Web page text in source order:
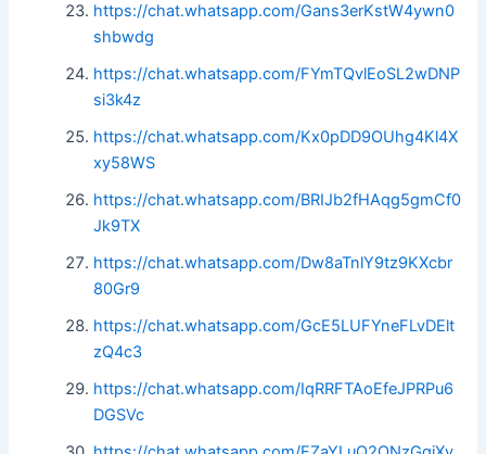
https://chat.whatsapp.com/Gans3erKstW4ywn0
shbwdg
https://chat.whatsapp.com/FYmTQvlEoSL2wDNP
si3k4z
https://chat.whatsapp.com/Kx0pDD9OUhg4Kl4X
xy58WS
https://chat.whatsapp.com/BRIJb2fHAqg5gmCf0
Jk9TX
https://chat.whatsapp.com/Dw8aTnlY9tz9KXcbr
80Gr9
https://chat.whatsapp.com/GcE5LUFYneFLvDElt
zQ4c3
https://chat.whatsapp.com/IqRRFTAoEfeJPRPu6
DGSVc